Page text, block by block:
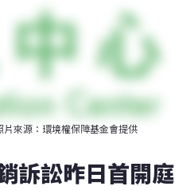
來源：環境權保障基金會提供
訴訟昨日首開庭